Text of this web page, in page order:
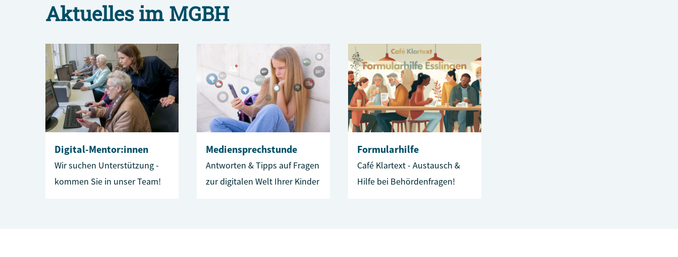
Aktuelles im MGBH
Digital-Mentor:innen
Wir suchen Unterstützung -
kommen Sie in unser Team!
Mediensprechstunde
Antworten & Tipps auf Fragen
zur digitalen Welt Ihrer Kinder
Formularhilfe
Café Klartext - Austausch &
Hilfe bei Behördenfragen!